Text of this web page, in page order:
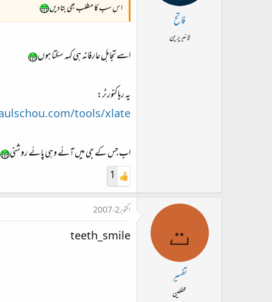
فاتح
لائبریرین
اس سب کا مطلب بھی بتادیں
اسے تجاہل عارفانہ ہی کہہ سکتا ہوں
یہ رہا کنورٹر:
tools/xlate
اب جس کے جی میں آئے وہی پائے روشنی
1
ت
تفسیر
محفلین
اکتوبر 2، 2007
teeth_smile